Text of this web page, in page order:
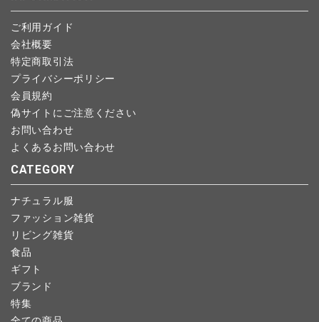
予約商品など一部キャンセルが出来ない場合がございます。あら
かじめご了承ください。
ご利用ガイド
会社概要
特定商取引法
プライバシーポリシー
会員規約
偽サイトにご注意ください
お問い合わせ
よくあるお問い合わせ
CATEGORY
ナチュラル服
ファッション雑貨
リビング雑貨
食品
ギフト
ブランド
特集